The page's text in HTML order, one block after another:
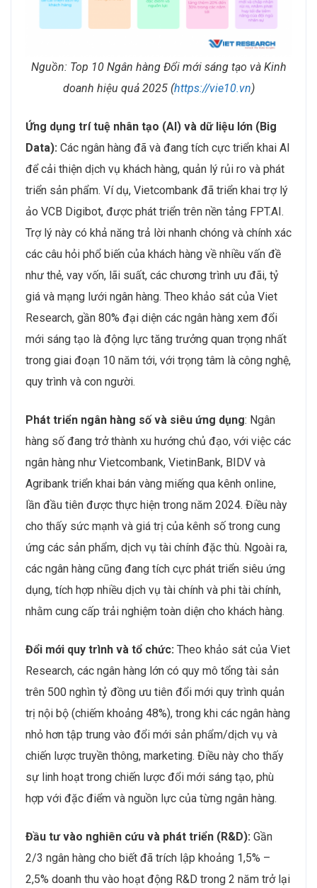
Nguồn: Top 10 Ngân hàng Đổi mới sáng tạo và Kinh
doanh hiệu quả 2025 (https://vie10.vn)
Ứng dụng trí tuệ nhân tạo (AI) và dữ liệu lớn (Big
Data): Các ngân hàng đã và đang tích cực triển khai AI
để cải thiện dịch vụ khách hàng, quản lý rủi ro và phát
triển sản phẩm. Ví dụ, Vietcombank đã triển khai trợ lý
ảo VCB Digibot, được phát triển trên nền tảng FPT.AI.
Trợ lý này có khả năng trả lời nhanh chóng và chính xác
các câu hỏi phổ biến của khách hàng về nhiều vấn đề
như thẻ, vay vốn, lãi suất, các chương trình ưu đãi, tỷ
giá và mạng lưới ngân hàng. Theo khảo sát của Viet
Research, gần 80% đại diện các ngân hàng xem đổi
mới sáng tạo là động lực tăng trưởng quan trọng nhất
trong giai đoạn 10 năm tới, với trọng tâm là công nghệ,
quy trình và con người.
Phát triển ngân hàng số và siêu ứng dụng: Ngân
hàng số đang trở thành xu hướng chủ đạo, với việc các
ngân hàng như Vietcombank, VietinBank, BIDV và
Agribank triển khai bán vàng miếng qua kênh online,
lần đầu tiên được thực hiện trong năm 2024. Điều này
cho thấy sức mạnh và giá trị của kênh số trong cung
ứng các sản phẩm, dịch vụ tài chính đặc thù. Ngoài ra,
các ngân hàng cũng đang tích cực phát triển siêu ứng
dụng, tích hợp nhiều dịch vụ tài chính và phi tài chính,
nhằm cung cấp trải nghiệm toàn diện cho khách hàng.
Đổi mới quy trình và tổ chức: Theo khảo sát của Viet
Research, các ngân hàng lớn có quy mô tổng tài sản
trên 500 nghìn tỷ đồng ưu tiên đổi mới quy trình quản
trị nội bộ (chiếm khoảng 48%), trong khi các ngân hàng
nhỏ hơn tập trung vào đổi mới sản phẩm/dịch vụ và
chiến lược truyền thông, marketing. Điều này cho thấy
sự linh hoạt trong chiến lược đổi mới sáng tạo, phù
hợp với đặc điểm và nguồn lực của từng ngân hàng.
Đầu tư vào nghiên cứu và phát triển (R&D): Gần
2/3 ngân hàng cho biết đã trích lập khoảng 1,5% –
2,5% doanh thu vào hoạt động R&D trong 2 năm trở lại